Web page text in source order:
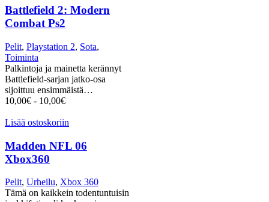
Battlefield 2: Modern
Combat Ps2
Pelit, Playstation 2, Sota,
Toiminta
Palkintoja ja mainetta kerännyt
Battlefield-sarjan jatko-osa
sijoittuu ensimmäistä…
10,00€ - 10,00€
Lisää ostoskoriin
Madden NFL 06
Xbox360
Pelit, Urheilu, Xbox 360
Tämä on kaikkein todentuntuisin